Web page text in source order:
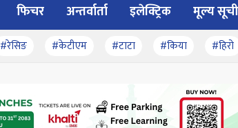
फिचर अन्तर्वार्ता इलेक्ट्रिक मूल्य सूची
#रेसिङ #केटीएम #टाटा #किया #हिरो